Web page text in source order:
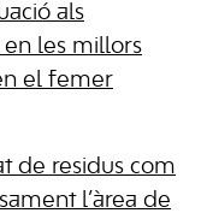
als
en les millors
el femer
de residus com
l’àrea de